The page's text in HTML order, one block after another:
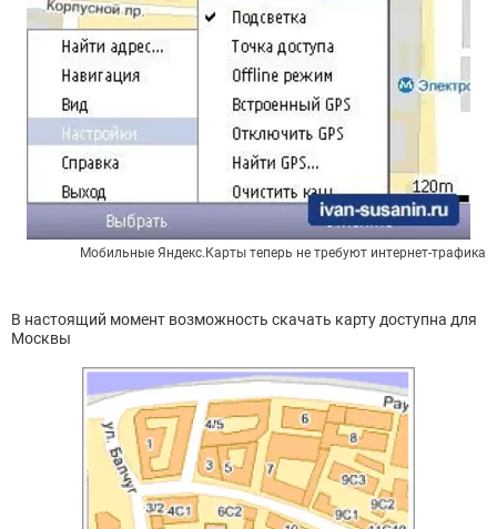
Мобильные Яндекс.Карты теперь не требуют интернет-трафика
В настоящий момент возможность скачать карту доступна для
Москвы